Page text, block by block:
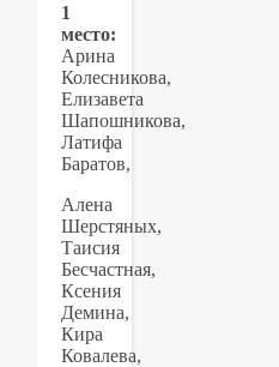
1
место:
Арина
Колесникова,
Елизавета
Шапошникова,
Латифа
Баратов,
Алена
Шерстяных,
Таисия
Бесчастная,
Ксения
Демина,
Кира
Ковалева,